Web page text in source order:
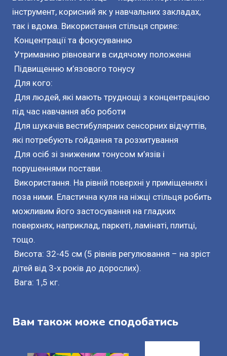
інструмент, корисний як у навчальних закладах,
так і вдома. Використання стільця сприяє:
Концентрації та фокусуванню
Утриманню рівноваги в сидячому положенні
Підвищенню м’язового тонусу
Для кого:
Для людей, які мають труднощі з концентрацією
під час навчання або роботи
Для шукачів вестибулярних сенсорних відчуттів,
які потребують гойдання та розхитування
Для осіб зі зниженим тонусом м’язів і
порушеннями постави.
Використання. На рівній поверхні у приміщеннях і
поза ними. Еластична куля на ніжці стільця робить
можливим його застосування на гладких
поверхнях, наприклад, паркеті, ламінаті, плитці,
тощо.
Висота: 32-45 см (5 рівнів регулювання – на зріст
дітей від 3-х років до дорослих).
Вага: 1,5 кг.
Вам також може сподобатись